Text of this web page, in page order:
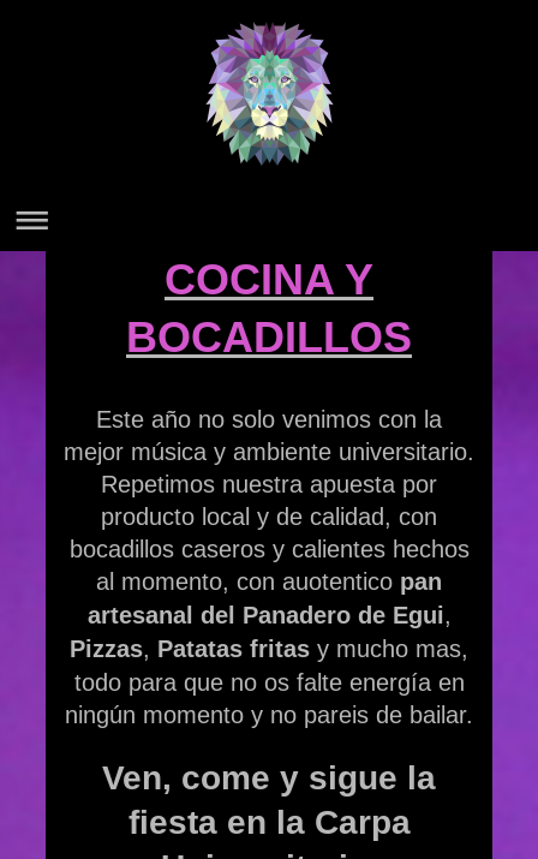
COCINA Y
BOCADILLOS
Este año no solo venimos con la
mejor música y ambiente universitario.
Repetimos nuestra apuesta por
producto local y de calidad, con
bocadillos caseros y calientes hechos
al momento, con auotentico pan
artesanal del Panadero de Egui,
Pizzas, Patatas fritas y mucho mas,
todo para que no os falte energía en
ningún momento y no pareis de bailar.
Ven, come y sigue la
fiesta en la Carpa